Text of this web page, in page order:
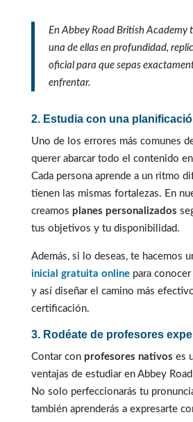
En Abbey Road British Academy
una de ellas en profundidad,
oficial para que sepas
enfrentar.
2. Estudia con una
Uno de los errores más comunes
querer abarcar todo el contenido
Cada persona aprende a un ritmo
tienen las mismas fortalezas. En
creamos planes personalizados
tus objetivos y tu disponibilidad.
Además, si lo deseas, te hacemos
inicial gratuita onlinepara conocer
y así diseñar el camino más
certificación.
3. Rodéate de profesores
Contar con profesores nativos es
ventajas de estudiar en Abbey
No solo perfeccionarás tu
también aprenderás a expresarte